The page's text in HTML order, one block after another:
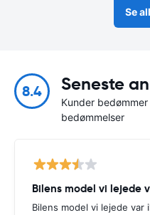
Se
8.4 Seneste
Kunder
bedømmelser
Bilens model vi lejede
Bilens model vi lejede var